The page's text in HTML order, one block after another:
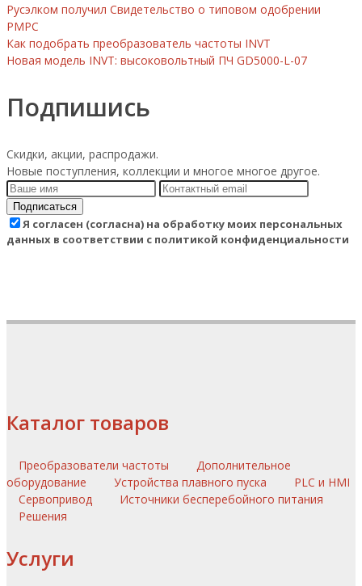
Русэлком получил Свидетельство о типовом одобрении
РМРС
Как подобрать преобразователь частоты INVT
Новая модель INVT: высоковольтный ПЧ GD5000-L-07
Подпишись
Скидки, акции, распродажи.
Новые поступления, коллекции и многое многое другое.
Подписаться
Я согласен (согласна) на обработку моих персональных
данных в соответствии с политикой конфиденциальности
Каталог товаров
Преобразователи частоты
Дополнительное
оборудование
Устройства плавного пуска
PLC и HMI
Сервопривод
Источники бесперебойного питания
Решения
Услуги